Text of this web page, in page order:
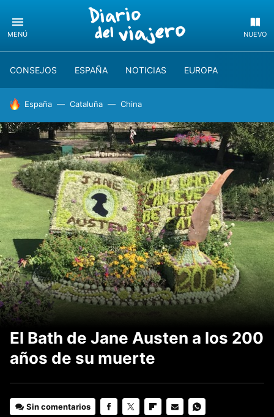
MENÚ NUEVO
CONSEJOS ESPAÑA NOTICIAS EUROPA
HOY SE HABLA DE
España Cataluña China
El Bath de Jane Austen a los 200
años de su muerte
Sin comentarios